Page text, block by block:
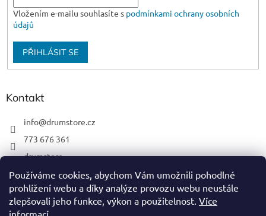
Používáme cookies, abychom Vám umožnili pohodlné
prohlížení webu a díky analýze provozu webu neustále
zlepšovali jeho funkce, výkon a použitelnost. Více
informací
Vložením e-mailu souhlasíte s podmínkami ochrany osobních
údajů
PŘIHLÁSIT SE
Kontakt
info@drumstore.cz
773 676 361
drumstore
drumstore.cz
https://www.youtube.com/@DRUMSTOREPRAGUE